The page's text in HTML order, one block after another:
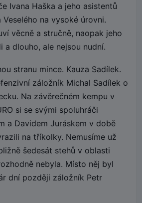
Ivana Haška a jeho asistentů
Veselého na vysoké úrovni.
věcně a stručně, naopak jeho
a dlouho, ale nejsou nudní.
stranu mince. Kauza Sadílek.
záložník Michal Sadílek o
Na závěrečném kempu v
si se svými spoluhráči
a Davidem Juráskem v době
na tříkolky. Nemusíme už
šedesát stehů v oblasti
nebyla. Místo něj byl
dní později záložník Petr